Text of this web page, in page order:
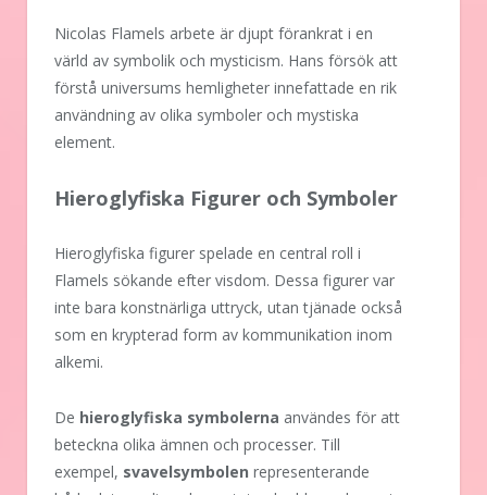
Nicolas Flamels arbete är djupt förankrat i en
värld av symbolik och mysticism. Hans försök att
förstå universums hemligheter innefattade en rik
användning av olika symboler och mystiska
element.
Hieroglyfiska Figurer och Symboler
Hieroglyfiska figurer spelade en central roll i
Flamels sökande efter visdom. Dessa figurer var
inte bara konstnärliga uttryck, utan tjänade också
som en krypterad form av kommunikation inom
alkemi.
De hieroglyfiska symbolerna användes för att
beteckna olika ämnen och processer. Till
exempel, svavelsymbolen representerande